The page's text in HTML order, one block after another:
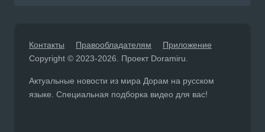
Контакты Правообладателям
Приложение
Copyright © 2023-2026. Проект Doramiru.
Актуальные новости из мира Дорам на русском
языке. Специальная подборка видео для вас!